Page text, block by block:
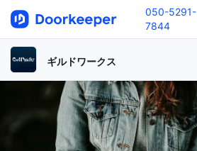
050-5291-
7844
ギルドワークス